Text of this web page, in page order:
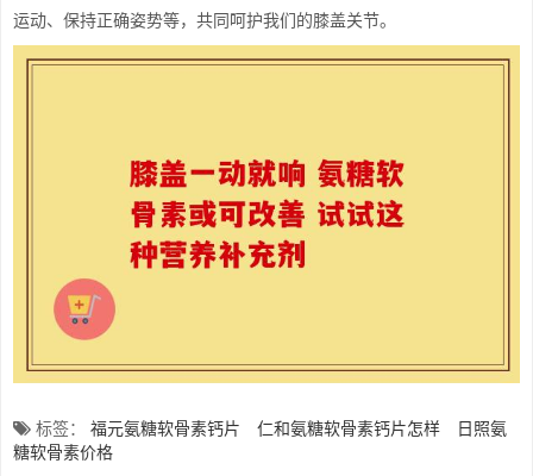
运动、保持正确姿势等，共同呵护我们的膝盖关节。
标签： 福元氨糖软骨素钙片 仁和氨糖软骨素钙片怎样
日照氨
糖软骨素价格